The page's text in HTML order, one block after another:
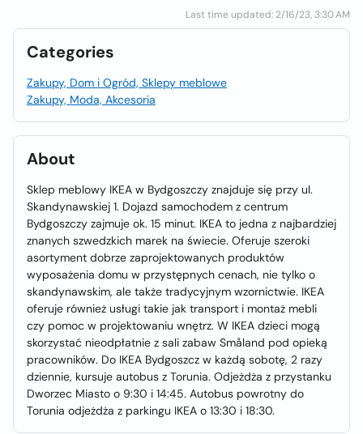
Last time updated: 2/16/23, 3:30 AM
Categories
Zakupy, Dom i Ogród, Sklepy meblowe
Zakupy, Moda, Akcesoria
About
Sklep meblowy IKEA w Bydgoszczy znajduje się przy ul.
Skandynawskiej 1. Dojazd samochodem z centrum
Bydgoszczy zajmuje ok. 15 minut. IKEA to jedna z najbardziej
znanych szwedzkich marek na świecie. Oferuje szeroki
asortyment dobrze zaprojektowanych produktów
wyposażenia domu w przystępnych cenach, nie tylko o
skandynawskim, ale także tradycyjnym wzornictwie. IKEA
oferuje również usługi takie jak transport i montaż mebli
czy pomoc w projektowaniu wnętrz. W IKEA dzieci mogą
skorzystać nieodpłatnie z sali zabaw Småland pod opieką
pracowników. Do IKEA Bydgoszcz w każdą sobotę, 2 razy
dziennie, kursuje autobus z Torunia. Odjeżdża z przystanku
Dworzec Miasto o 9:30 i 14:45. Autobus powrotny do
Torunia odjeżdża z parkingu IKEA o 13:30 i 18:30.